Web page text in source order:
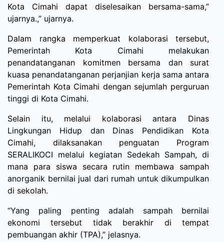
Kota Cimahi dapat diselesaikan bersama-sama,”
ujarnya.,” ujarnya.
Dalam rangka memperkuat kolaborasi tersebut,
Pemerintah Kota Cimahi melakukan
penandatanganan komitmen bersama dan surat
kuasa penandatanganan perjanjian kerja sama antara
Pemerintah Kota Cimahi dengan sejumlah perguruan
tinggi di Kota Cimahi.
Selain itu, melalui kolaborasi antara Dinas
Lingkungan Hidup dan Dinas Pendidikan Kota
Cimahi, dilaksanakan penguatan Program
SERALIKOCI melalui kegiatan Sedekah Sampah, di
mana para siswa secara rutin membawa sampah
anorganik bernilai jual dari rumah untuk dikumpulkan
di sekolah.
“Yang paling penting adalah sampah bernilai
ekonomi tersebut tidak berakhir di tempat
pembuangan akhir (TPA),” jelasnya.